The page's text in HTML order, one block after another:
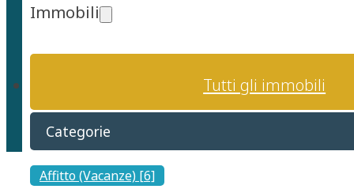
Immobili
Tutti gli immobili
Categorie
Affitto (Vacanze) [6]
Esperienze